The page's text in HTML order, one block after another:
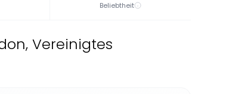
Beliebtheit
Vereinigtes